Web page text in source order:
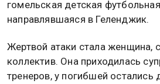
гомельская детская
направлявшаяся в Геленджик.
Жертвой атаки стала женщина,
коллектив. Она приходилась
тренеров, у погибшей остались